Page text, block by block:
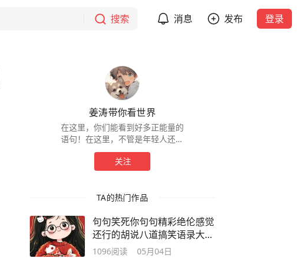
搜索 消息 发布 登录
姜涛带你看世界
在这里，你们能看到好多正能量的
语句！在这里，不管是年轻人还是
老年人都有大家喜欢的语录！比
如，人生感悟、治愈系语句、搞笑
语句、歇后语、老人言等
关注
TA的热门作品
句句笑死你句句精彩绝伦感觉
还行的胡说八道搞笑语录大家
赶快看看
1096阅读 05月04日